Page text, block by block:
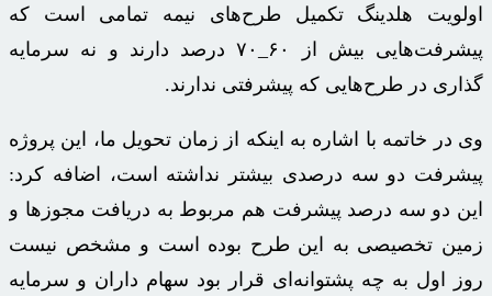
اولویت هلدینگ تکمیل طرح‌های نیمه تمامی است که
پیشرفت‌هایی بیش از ۶۰_۷۰ درصد دارند و نه سرمایه
گذاری در طرح‌هایی که پیشرفتی ندارند.
وی در خاتمه با اشاره به اینکه از زمان تحویل ما، این پروژه
پیشرفت دو سه درصدی بیشتر نداشته است، اضافه کرد:
این دو سه درصد پیشرفت هم مربوط به دریافت مجوزها و
زمین تخصیصی به این طرح بوده است و مشخص نیست
روز اول به چه پشتوانه‌ای قرار بود سهام داران و سرمایه